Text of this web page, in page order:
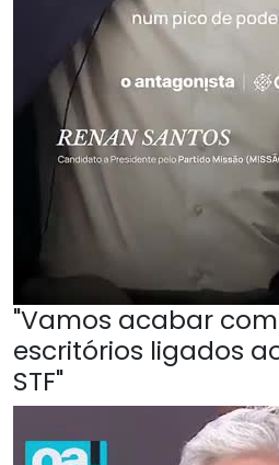
"Vamos acabar
escritórios ligados
STF"